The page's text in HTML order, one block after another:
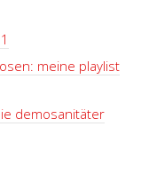
meine playlist
demosanitäter